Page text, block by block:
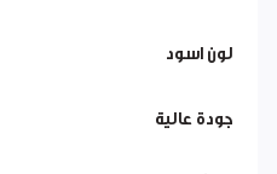
لون اسود
جودة عالية